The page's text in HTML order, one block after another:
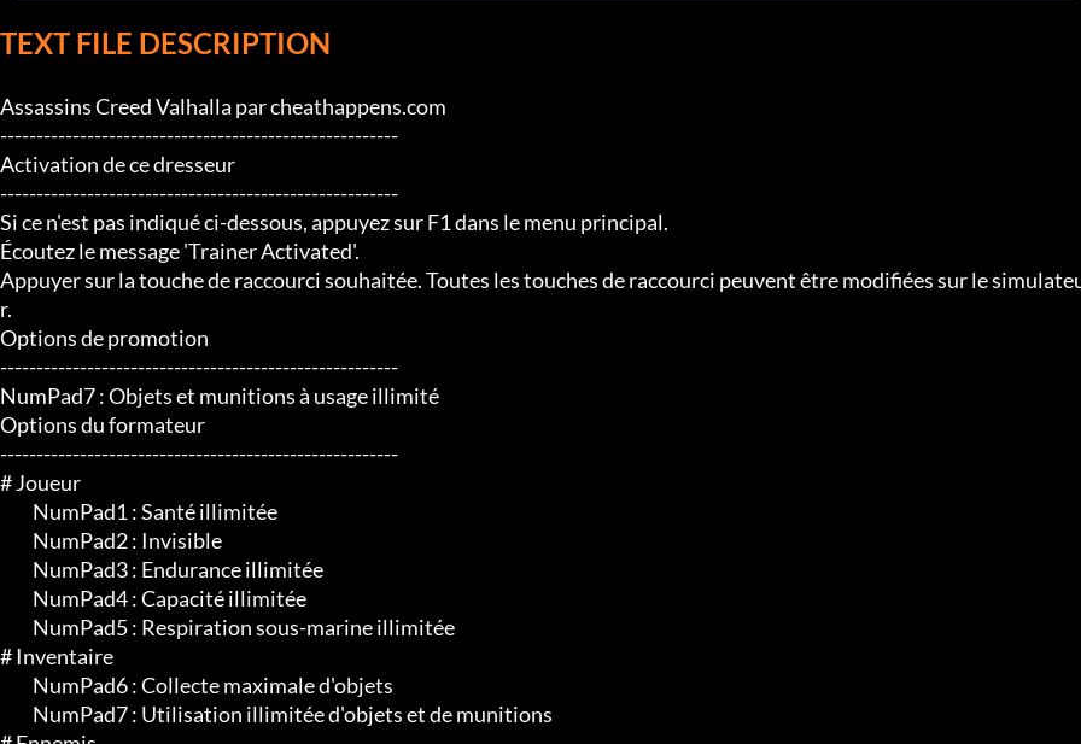
TEXT FILE DESCRIPTION
Assassins Creed Valhalla par cheathappens.com
-------------------------------------------------------
Activation de ce dresseur
-------------------------------------------------------
Si ce n'est pas indiqué ci-dessous, appuyez sur F1 dans le menu principal.
Écoutez le message 'Trainer Activated'.
Appuyer sur la touche de raccourci souhaitée. Toutes les touches de raccourci peuvent être modifiées sur le
r.
Options de promotion
-------------------------------------------------------
NumPad7 : Objets et munitions à usage illimité
Options du formateur
-------------------------------------------------------
# Joueur
# Inventaire